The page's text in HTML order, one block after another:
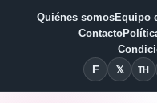
Quiénes somosEquipo
Contacto
FFacebook
𝕏
X TH